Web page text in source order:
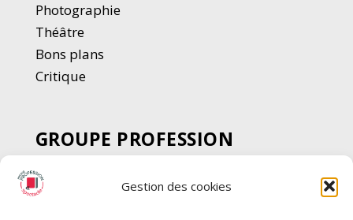
Gestion des cookies
Photographie
Théâtre
Bons plans
Critique
GROUPE PROFESSION
SPECTACLE
Chèque Intermittents